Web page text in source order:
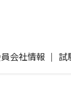
会社情報 試